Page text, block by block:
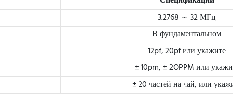
3.2768 ～ 32 МГц
В фундаментальном
12pf, 20pf или укажите
± 10pm, ± 2OPPM или
± 20 частей на чай, или